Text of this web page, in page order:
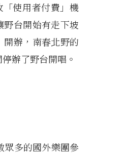
使用者付費」機
台開始有走下坡
辦，南春北野的
辦了野台開唱。
眾多的國外樂團參